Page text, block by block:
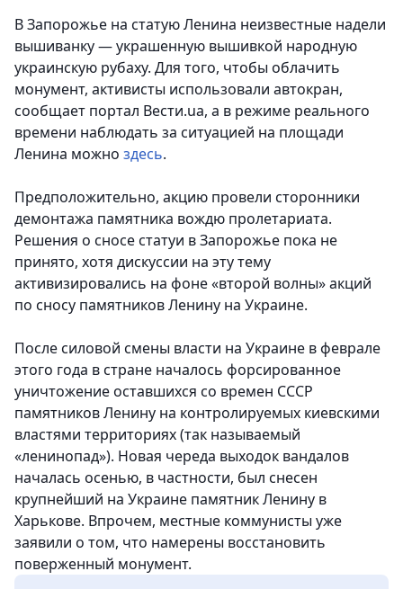
В Запорожье на статую Ленина неизвестные надели
вышиванку — украшенную вышивкой народную
украинскую рубаху. Для того, чтобы облачить
монумент, активисты использовали автокран,
сообщает портал Вести.ua, а в режиме реального
времени наблюдать за ситуацией на площади
Ленина можно здесь.
Предположительно, акцию провели сторонники
демонтажа памятника вождю пролетариата.
Решения о сносе статуи в Запорожье пока не
принято, хотя дискуссии на эту тему
активизировались на фоне «второй волны» акций
по сносу памятников Ленину на Украине.
После силовой смены власти на Украине в феврале
этого года в стране началось форсированное
уничтожение оставшихся со времен СССР
памятников Ленину на контролируемых киевскими
властями территориях (так называемый
«ленинопад»). Новая череда выходок вандалов
началась осенью, в частности, был снесен
крупнейший на Украине памятник Ленину в
Харькове. Впрочем, местные коммунисты уже
заявили о том, что намерены восстановить
поверженный монумент.